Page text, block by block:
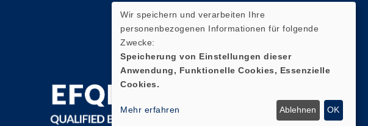
Quicklinks
Impressum
Datenschutz
Wir speichern und verarbeiten Ihre
personenbezogenen Informationen für folgende
Zwecke:
Speicherung von Einstellungen dieser
Anwendung, Funktionelle Cookies, Essenzielle
Cookies.
Mehr erfahren Ablehnen OK